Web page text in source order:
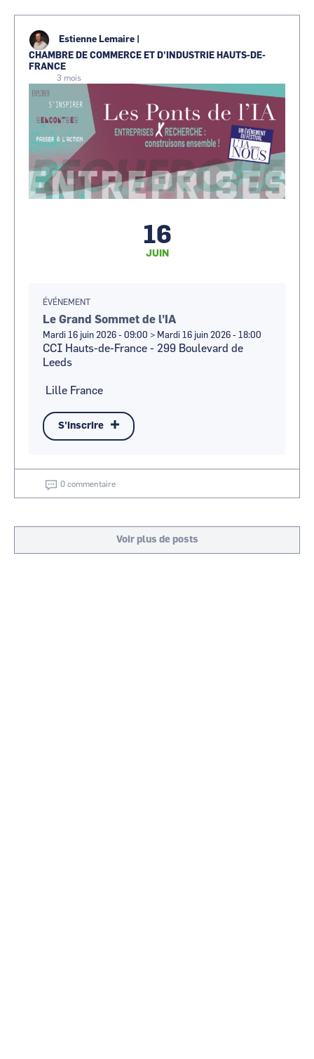
Estienne Lemaire
CHAMBRE DE COMMERCE ET D'INDUSTRIE HAUTS-DE-
FRANCE
3 mois
16
JUIN
ÉVÉNEMENT
Le Grand Sommet de l'IA
Mardi 16 juin 2026 - 09:00 > Mardi 16 juin 2026 - 18:00
CCI Hauts-de-France - 299 Boulevard de
Leeds
Lille France
S'inscrire
0 commentaire
Voir plus de posts